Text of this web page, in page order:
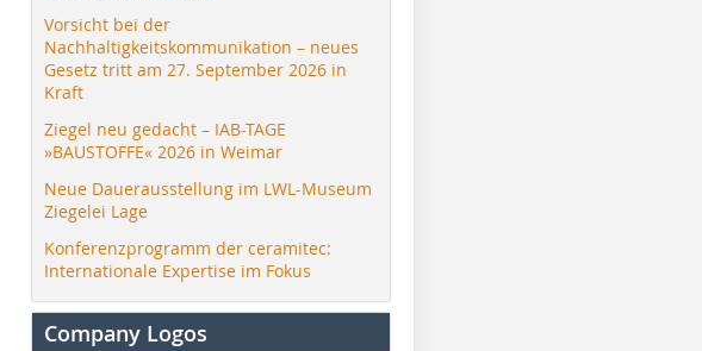
Vorsicht bei der
Nachhaltigkeitskommunikation – neues
Gesetz tritt am 27. September 2026 in
Kraft
Ziegel neu gedacht – IAB-TAGE
»BAUSTOFFE« 2026 in Weimar
Neue Dauerausstellung im LWL-Museum
Ziegelei Lage
Konferenzprogramm der ceramitec:
Internationale Expertise im Fokus
Company Logos